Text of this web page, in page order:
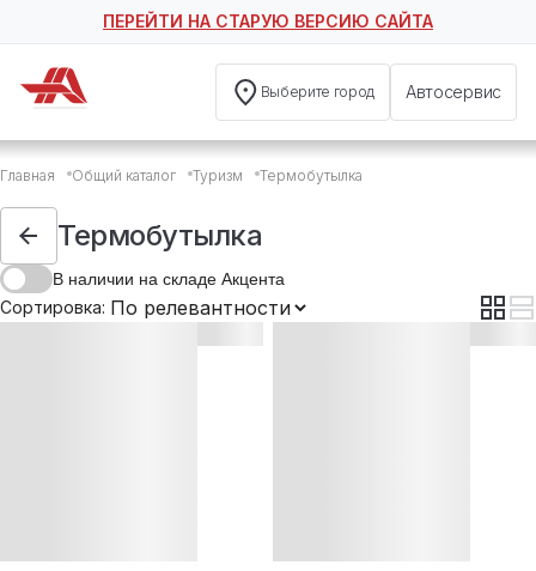
ПЕРЕЙТИ НА СТАРУЮ ВЕРСИЮ САЙТА
Выберите город Автосервис
Термобутылка
Термобутылка Nisus 0.5L
Главная Общий каталог Туризм Термобутылка
Термобутылка
В наличии на складе Акцента
Сортировка: